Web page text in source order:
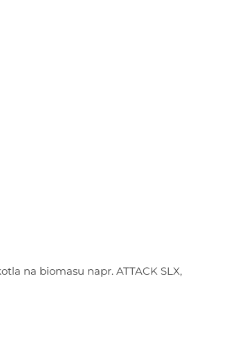
na biomasu napr. ATTACK SLX,